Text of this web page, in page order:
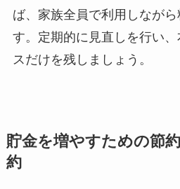
ば、家族全員で利用しなが
す。定期的に見直しを行い
スだけを残しましょう。
貯金を増やすための節
約